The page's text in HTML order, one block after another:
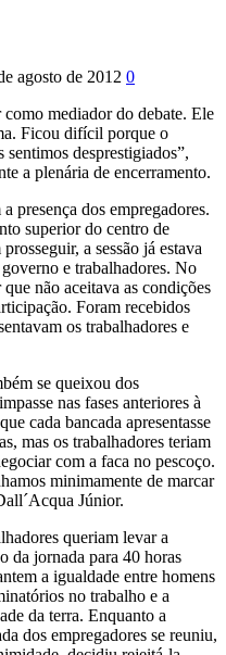
agosto de 2012 0
mediador do debate. Ele
Ficou difícil porque o
desprestigiados”,
a plenária de encerramento.
presença dos empregadores.
superior do centro de
a sessão já estava
e trabalhadores. No
não aceitava as condições
Foram recebidos
os trabalhadores e
se queixou dos
nas fases anteriores à
cada bancada apresentasse
mas os trabalhadores teriam
com a faca no pescoço.
minimamente de marcar
Júnior.
queriam levar a
da jornada para 40 horas
a igualdade entre homens
no trabalho e a
da terra. Enquanto a
dos empregadores se reuniu,